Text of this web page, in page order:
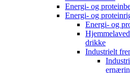
Energi- og
Energi- og
Energi- og
drikke
Industrielt